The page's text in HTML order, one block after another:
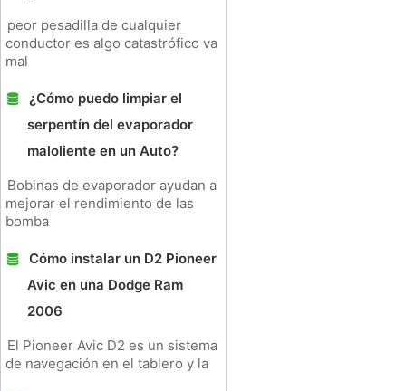
peor pesadilla de cualquier
conductor es algo catastrófico va
mal
¿Cómo puedo limpiar el
serpentín del evaporador
maloliente en un Auto?
Bobinas de evaporador ayudan a
mejorar el rendimiento de las
bomba
Cómo instalar un D2 Pioneer
Avic en una Dodge Ram
2006
El Pioneer Avic D2 es un sistema
de navegación en el tablero y la